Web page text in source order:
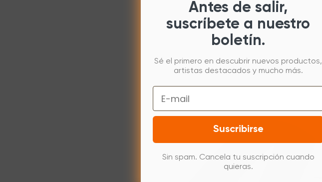
Antes de salir,
suscríbete a nuestro
boletín.
Sé el primero en descubrir nuevos productos,
artistas destacados y mucho más.
Email
Suscribirse
Sin spam. Cancela tu suscripción cuando
quieras.